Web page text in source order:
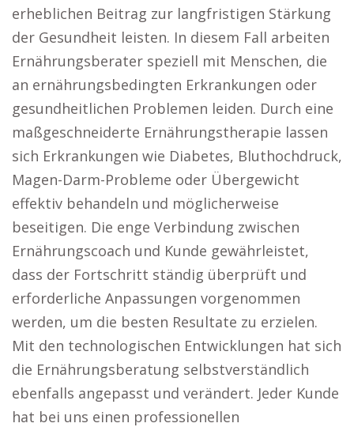
erheblichen Beitrag zur langfristigen Stärkung
der Gesundheit leisten. In diesem Fall arbeiten
Ernährungsberater speziell mit Menschen, die
an ernährungsbedingten Erkrankungen oder
gesundheitlichen Problemen leiden. Durch eine
maßgeschneiderte Ernährungstherapie lassen
sich Erkrankungen wie Diabetes, Bluthochdruck,
Magen-Darm-Probleme oder Übergewicht
effektiv behandeln und möglicherweise
beseitigen. Die enge Verbindung zwischen
Ernährungscoach und Kunde gewährleistet,
dass der Fortschritt ständig überprüft und
erforderliche Anpassungen vorgenommen
werden, um die besten Resultate zu erzielen.
Mit den technologischen Entwicklungen hat sich
die Ernährungsberatung selbstverständlich
ebenfalls angepasst und verändert. Jeder Kunde
hat bei uns einen professionellen